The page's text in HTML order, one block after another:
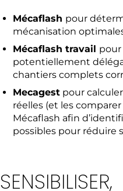
Mécaflash pour
mécanisation
Mécaflash travail
potentiellement
chantiers complets
Mecagest pour
réelles (et les
Mécaflash afin
possibles pour réduire
SENSIBILISER,